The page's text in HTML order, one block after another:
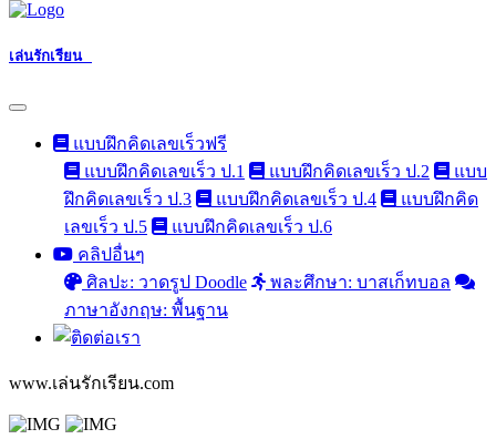
เล่นรักเรียน
แบบฝึกคิดเลขเร็วฟรี
แบบฝึกคิดเลขเร็ว ป.1
แบบฝึกคิดเลขเร็ว ป.2
แบบ
ฝึกคิดเลขเร็ว ป.3
แบบฝึกคิดเลขเร็ว ป.4
แบบฝึกคิด
เลขเร็ว ป.5
แบบฝึกคิดเลขเร็ว ป.6
คลิปอื่นๆ
ศิลปะ: วาดรูป Doodle
พละศึกษา: บาสเก็ทบอล
ภาษาอังกฤษ: พื้นฐาน
www.เล่นรักเรียน.com